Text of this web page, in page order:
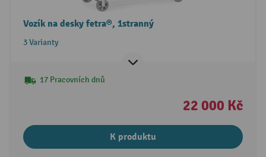
Vozík na desky fetra®, 1stranný
3 Varianty
17 Pracovních dnů
22 000 Kč
K produktu